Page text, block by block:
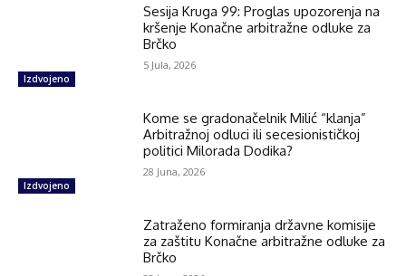
Izdvojeno
Sesija Kruga 99: Proglas upozorenja na
kršenje Konačne arbitražne odluke za
Brčko
5 Jula, 2026
Izdvojeno
Kome se gradonačelnik Milić “klanja”
Arbitražnoj odluci ili secesionističkoj
politici Milorada Dodika?
28 Juna, 2026
Zatraženo formiranja državne komisije
za zaštitu Konačne arbitražne odluke za
Brčko